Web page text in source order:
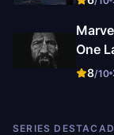
One
8/10
SERIES